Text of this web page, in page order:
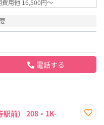
費用他 16,500円～
電話する
駅前） 208・1K-